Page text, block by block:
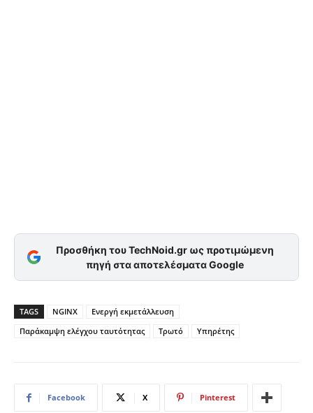
Προσθήκη του TechNoid.gr ως προτιμώμενη
πηγή στα αποτελέσματα Google
TAGS NGINX
Ενεργή εκμετάλλευση
Παράκαμψη ελέγχου ταυτότητας
Τρωτό Υπηρέτης
Facebook X Pinterest